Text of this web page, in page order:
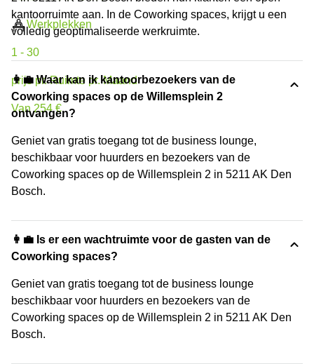
Werkplekken
1 - 30
prijs pr. Ruimte pr. Maand
Van 254 €
kantoorruimte aan. In de Coworking spaces, krijgt u een
volledig geoptimaliseerde werkruimte.
👩‍💼 Waar kan ik kantoorbezoekers van de
Coworking spaces op de Willemsplein 2
ontvangen?
Geniet van gratis toegang tot de business lounge,
beschikbaar voor huurders en bezoekers van de
Coworking spaces op de Willemsplein 2 in 5211 AK Den
Bosch.
👩‍💼 Is er een wachtruimte voor de gasten van de
Coworking spaces?
Geniet van gratis toegang tot de business lounge
beschikbaar voor huurders en bezoekers van de
Coworking spaces op de Willemsplein 2 in 5211 AK Den
Bosch.